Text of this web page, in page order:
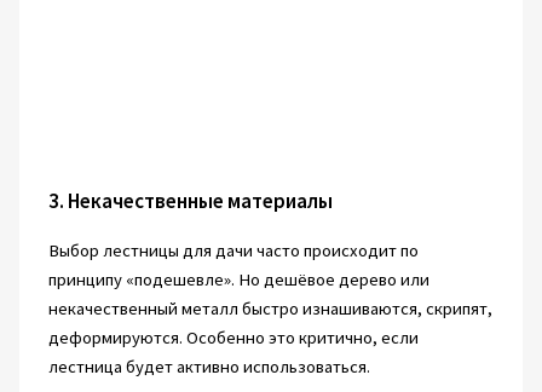
3. Некачественные материалы
Выбор лестницы для дачи часто происходит по
принципу «подешевле». Но дешёвое дерево или
некачественный металл быстро изнашиваются, скрипят,
деформируются. Особенно это критично, если
лестница будет активно использоваться.